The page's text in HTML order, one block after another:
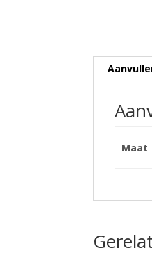
Maat